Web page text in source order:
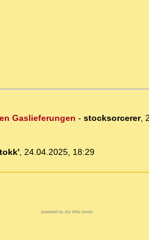
Gaslieferungen - stocksorcerer,
, 24.04.2025, 18:29
powered by my little forum